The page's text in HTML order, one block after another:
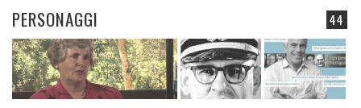
44
PERSONAGGI